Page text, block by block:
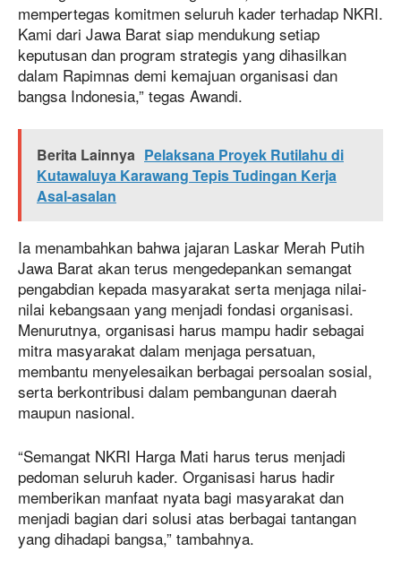
mempertegas komitmen seluruh kader terhadap NKRI.
Kami dari Jawa Barat siap mendukung setiap
keputusan dan program strategis yang dihasilkan
dalam Rapimnas demi kemajuan organisasi dan
bangsa Indonesia,” tegas Awandi.
Berita Lainnya Pelaksana Proyek Rutilahu di
Kutawaluya Karawang Tepis Tudingan Kerja
Asal-asalan
Ia menambahkan bahwa jajaran Laskar Merah Putih
Jawa Barat akan terus mengedepankan semangat
pengabdian kepada masyarakat serta menjaga nilai-
nilai kebangsaan yang menjadi fondasi organisasi.
Menurutnya, organisasi harus mampu hadir sebagai
mitra masyarakat dalam menjaga persatuan,
membantu menyelesaikan berbagai persoalan sosial,
serta berkontribusi dalam pembangunan daerah
maupun nasional.
“Semangat NKRI Harga Mati harus terus menjadi
pedoman seluruh kader. Organisasi harus hadir
memberikan manfaat nyata bagi masyarakat dan
menjadi bagian dari solusi atas berbagai tantangan
yang dihadapi bangsa,” tambahnya.